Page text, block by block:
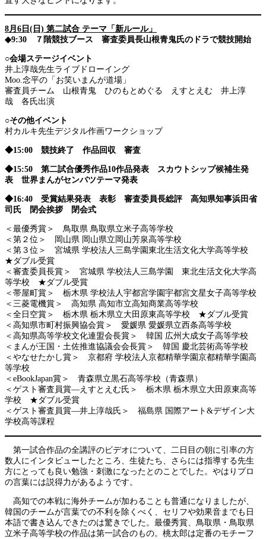
8月6日(日) 第二試合 テーマ「新ルール」
◆9:30 ７階競技ブース 審査委員長山根青鬼氏のドラで競技開始
○会場ステージイベント
井上淳哉先生ライブドローイング
Moo.念平の「お笑いまんが道場」
審査員チーム 山根青鬼 ひのもとめぐる えすとえむ 井上淳
哉 各氏出演
○その他イベント
村カルキ先生デジタル作画ワークショップ
◆15:00 競技終了 作品回収 審査
◆15:50 第二試合優秀作品10作品発表 スカウトシップ候補生発
表 世界まんがセンバツテーマ発表
◆16:40 受賞結果発表 表彰 審査委員長総評 高知県知事浜田省
司氏 閉会挨拶 閉会式
＜最優秀賞＞ 鳥取県 鳥取県立米子高等学校
＜第２位＞ 岡山県 岡山県立岡山芳泉高等学校
＜第３位＞ 宮城県 学校法人三島学園東北生活文化大学高等学校
★ダブル受賞
＜審査委員長賞＞ 宮城県 学校法人三島学園 東北生活文化大学高
等学校 ★ダブル受賞
＜帯屋町賞＞ 栃木県 学校法人宇都宮学園宇都宮文星女子高等学校
＜三菱電機賞＞ 高知県 高知市立高知商業高等学校
＜全日空賞＞ 栃木県 栃木県立大田原東高等学校 ★ダブル受賞
＜高知県市町村振興協会賞＞ 愛媛県 愛媛県立西条高等学校
＜高知県高等学校文化連盟会長賞＞ 韓国 広州大成女子高等学校
＜まんが王国・土佐推進協議会会長賞＞ 韓国 慶北芸術高等学校
＜やなせたかし賞＞ 京都府 学校法人京都精華学園京都精華学園高
等学校
＜eBookJapan賞＞ 青森県立黒石高等学校（青森県）
＜ゲスト審査員賞―えすとえむ氏＞ 栃木県 栃木県立大田原東高等
学校 ★ダブル受賞
＜ゲスト審査員賞―井上淳哉氏＞ 福島県 国際アート&デザイン大
学校高等課程
第一試合作品の全講評のビデオについて、二日目の朝に引率の方
数人にインタビューしたところ、生徒たち、さらには指導する先生
方にとっても良い勉強・刺激になったとのことでした。やはりプロ
の言葉には説得力があるようです。
高知での本戦に海外チームが加わることも普通になりましたが、
韓国のチームが言葉での不利を除くべく、セリフや効果音までも日
本語で書き込んできたのは驚きでした。最優秀賞、鳥取県・鳥取県
立米子高等学校の作品は第一試合のもの。桃太郎は定番のモチーフ